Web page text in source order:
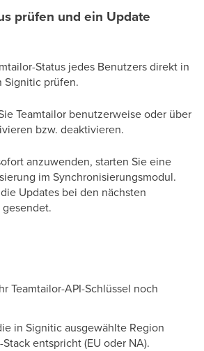
prüfen und ein Update
Status jedes Benutzers direkt in
Signitic prüfen.
Teamtailor benutzerweise oder über
bzw. deaktivieren.
anzuwenden, starten Sie eine
im Synchronisierungsmodul.
Updates bei den nächsten
Teamtailor-API-Schlüssel noch
in Signitic ausgewählte Region
entspricht (EU oder NA).